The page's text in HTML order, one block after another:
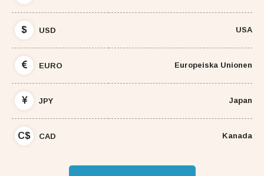
$ USD USA
EURO Europeiska Unionen
JPY Japan
C$ CAD Kanada